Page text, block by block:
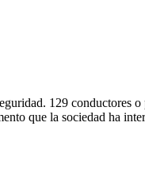
129 conductores
que la sociedad ha